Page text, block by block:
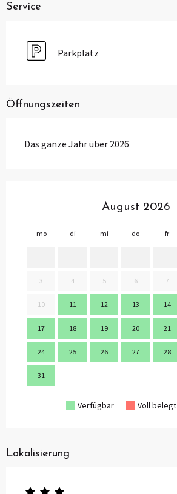
Service
Parkplatz
Öffnungszeiten
Das ganze Jahr über 2026
August 2026
mo di mi do fr
3 4 5 6 7
10 11 12 13 14
17 18 19 20 21
24 25 26 27 28
31
Verfügbar Voll belegt
Lokalisierung